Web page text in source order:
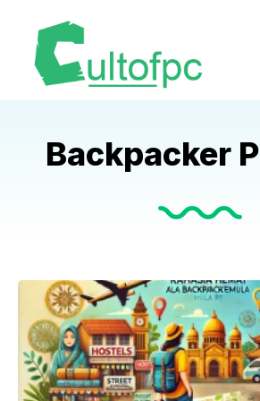
Backpacker